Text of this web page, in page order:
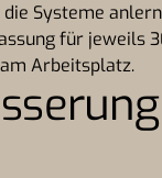
Systeme
für jeweils
Arbeitsplatz.